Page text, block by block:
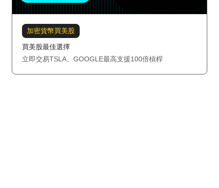
加密貨幣買美股
買美股最佳選擇
立即交易TSLA、GOOGLE最高支援100倍槓桿